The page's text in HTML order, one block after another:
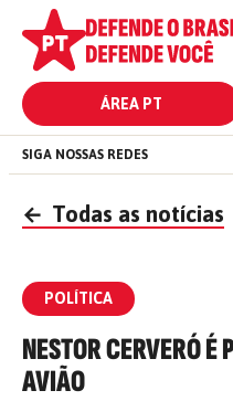
ÁREA PT
SIGA NOSSAS REDES
← Todas as notícias
POLÍTICA
NESTOR CERVERÓ É
AVIÃO